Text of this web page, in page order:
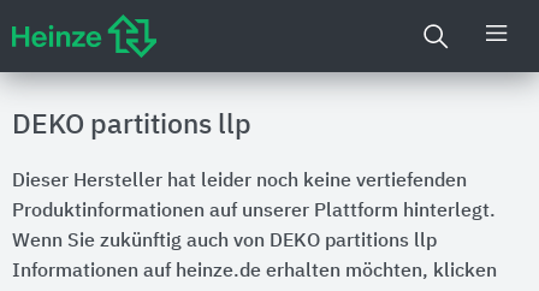
DEKO partitions llp
Dieser Hersteller hat leider noch keine vertiefenden
Produktinformationen auf unserer Plattform hinterlegt.
Wenn Sie zukünftig auch von DEKO partitions llp
Informationen auf heinze.de erhalten möchten, klicken